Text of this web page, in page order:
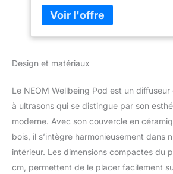
naturelles pour vous aider à
moins de stress, plus d'énergie
dont un écran tactile, un mode
Améliorez votre espace avec
notre diffuseur d'huiles
transforme n'importe quel
salon et couloir à votre
salle de bain ou bureau à
diffuseur est le mieux adapté
Design et matériaux
Le NEOM Wellbeing Pod est un diffuseur
à ultrasons qui se distingue par son
moderne. Avec son couvercle en
bois, il s’intègre harmonieusement dans
intérieur. Les dimensions compactes du
cm, permettent de le placer facilement